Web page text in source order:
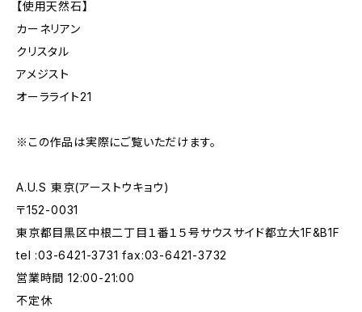
【使用天然石】
カーネリアン
クリスタル
アメジスト
オーラライト21
※この作品は実際にご覧いただけます。
A.U.S 東京(アーストウキョウ)
〒152-0031
東京都目黒区中根二丁目１番１５号サウスサイド都立大1F&B1F
tel :03-6421-3731 fax:03-6421-3732
営業時間 12:00-21:00
不定休